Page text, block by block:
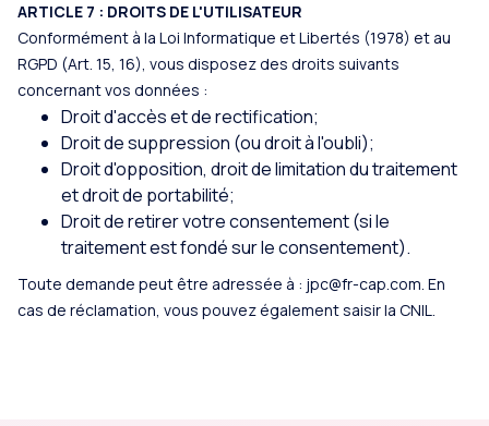
ARTICLE 7 : DROITS DE L'UTILISATEUR
Conformément à la Loi Informatique et Libertés (1978) et au
RGPD (Art. 15, 16), vous disposez des droits suivants
concernant vos données :
Droit d'accès et de rectification;
Droit de suppression (ou droit à l'oubli);
Droit d'opposition, droit de limitation du traitement
et droit de portabilité;
Droit de retirer votre consentement (si le
traitement est fondé sur le consentement).
Toute demande peut être adressée à : jpc@fr-cap.com. En
cas de réclamation, vous pouvez également saisir la CNIL.